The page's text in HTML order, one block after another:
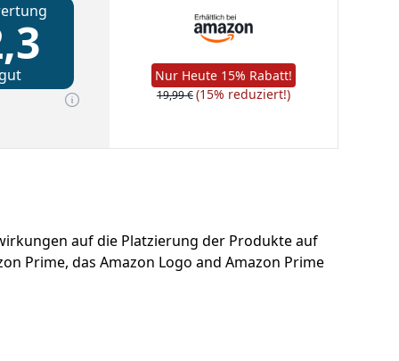
gut Nur Heute 15% Rabatt!
19,99 €(15% reduziert!)
auf die Platzierung der Produkte auf
Prime, das Amazon Logo and Amazon Prime